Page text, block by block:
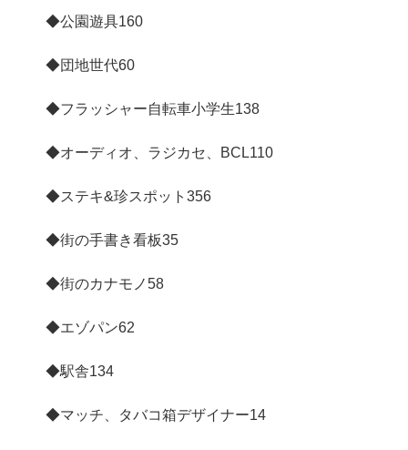
◆公園遊具160
◆団地世代60
◆フラッシャー自転車小学生138
◆オーディオ、ラジカセ、BCL110
◆ステキ&珍スポット 356
◆街の手書き看板35
◆街のカナモノ58
◆エゾパン62
◆駅舎134
◆マッチ、タバコ箱デザイナー14